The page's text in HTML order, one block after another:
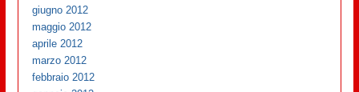
giugno 2012
maggio 2012
aprile 2012
marzo 2012
febbraio 2012